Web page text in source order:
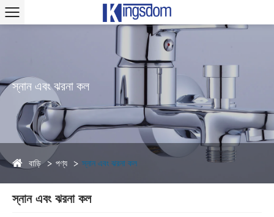
স্নান এবং ঝরনা কল
বাড়ি পণ্য স্নান এবং ঝরনা কল
স্নান এবং ঝরনা কল